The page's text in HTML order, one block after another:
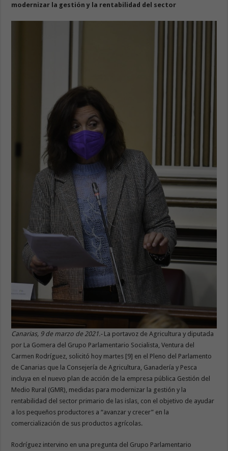
modernizar la gestión y la rentabilidad del sector
Canarias, 9 de marzo de 2021.- La portavoz de Agricultura y diputada
por La Gomera del Grupo Parlamentario Socialista, Ventura del
Carmen Rodríguez, solicitó hoy martes [9] en el Pleno del Parlamento
de Canarias que la Consejería de Agricultura, Ganadería y Pesca
incluya en el nuevo plan de acción de la empresa pública Gestión del
Medio Rural (GMR), medidas para modernizar la gestión y la
rentabilidad del sector primario de las islas, con el objetivo de ayudar
a los pequeños productores a “avanzar y crecer” en la
comercialización de sus productos agrícolas.
Rodríguez intervino en una pregunta del Grupo Parlamentario